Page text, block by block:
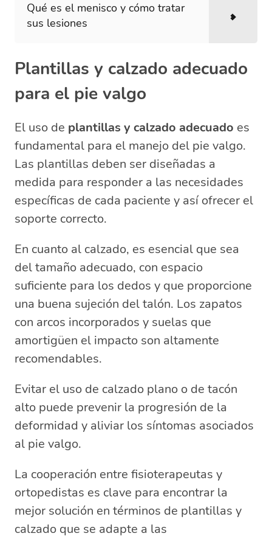
Qué es el menisco y cómo tratar
sus lesiones
Plantillas y calzado adecuado
para el pie valgo
El uso de plantillas y calzado adecuado es
fundamental para el manejo del pie valgo.
Las plantillas deben ser diseñadas a
medida para responder a las necesidades
específicas de cada paciente y así ofrecer el
soporte correcto.
En cuanto al calzado, es esencial que sea
del tamaño adecuado, con espacio
suficiente para los dedos y que proporcione
una buena sujeción del talón. Los zapatos
con arcos incorporados y suelas que
amortigüen el impacto son altamente
recomendables.
Evitar el uso de calzado plano o de tacón
alto puede prevenir la progresión de la
deformidad y aliviar los síntomas asociados
al pie valgo.
La cooperación entre fisioterapeutas y
ortopedistas es clave para encontrar la
mejor solución en términos de plantillas y
calzado que se adapte a las